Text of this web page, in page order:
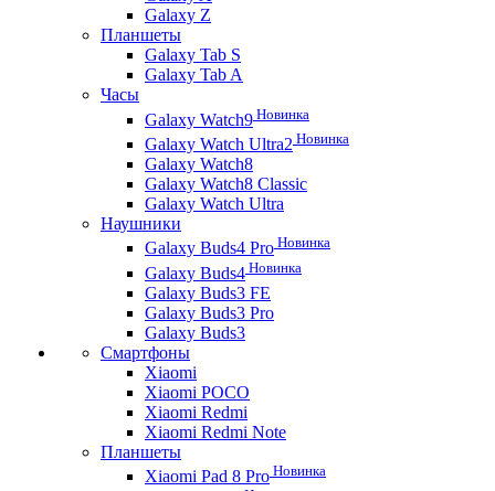
Galaxy Z
Планшеты
Galaxy Tab S
Galaxy Tab A
Часы
Galaxy Watch9 Новинка
Galaxy Watch Ultra2 Новинка
Galaxy Watch8
Galaxy Watch8 Classic
Galaxy Watch Ultra
Наушники
Galaxy Buds4 Pro Новинка
Galaxy Buds4 Новинка
Galaxy Buds3 FE
Galaxy Buds3 Pro
Galaxy Buds3
Смартфоны
Xiaomi
Xiaomi POCO
Xiaomi Redmi
Xiaomi Redmi Note
Планшеты
Xiaomi Pad 8 Pro Новинка